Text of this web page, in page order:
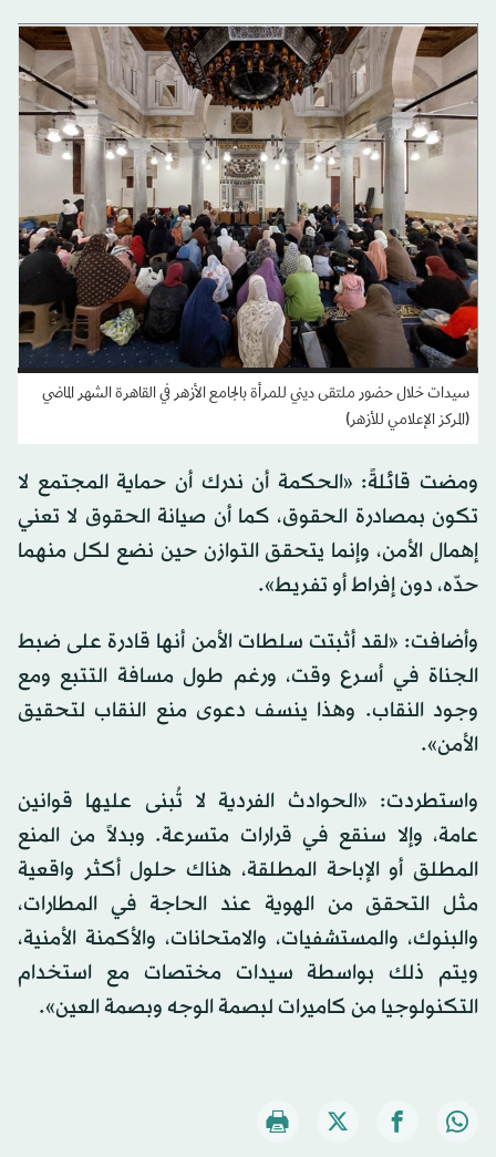
سيدات خلال حضور ملتقى ديني للمرأة بالجامع الأزهر في القاهرة الشهر الماضي
(المركز الإعلامي للأزهر)
ومضت قائلةً: «الحكمة أن ندرك أن حماية المجتمع لا
تكون بمصادرة الحقوق، كما أن صيانة الحقوق لا تعني
إهمال الأمن، وإنما يتحقق التوازن حين نضع لكل منهما
حدّه، دون إفراط أو تفريط».
وأضافت: «لقد أثبتت سلطات الأمن أنها قادرة على ضبط
الجناة في أسرع وقت، ورغم طول مسافة التتبع ومع
وجود النقاب. وهذا ينسف دعوى منع النقاب لتحقيق
الأمن».
واستطردت: «الحوادث الفردية لا تُبنى عليها قوانين
عامة، وإلا سنقع في قرارات متسرعة. وبدلاً من المنع
المطلق أو الإباحة المطلقة، هناك حلول أكثر واقعية
مثل التحقق من الهوية عند الحاجة في المطارات،
والبنوك، والمستشفيات، والامتحانات، والأكمنة الأمنية،
ويتم ذلك بواسطة سيدات مختصات مع استخدام
التكنولوجيا من كاميرات لبصمة الوجه وبصمة العين».